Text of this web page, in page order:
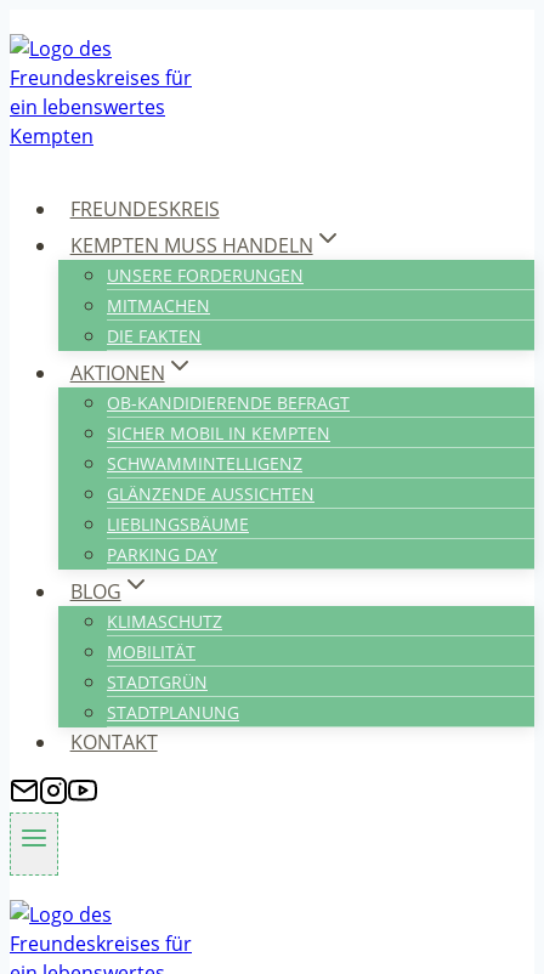
Inhalt
springen
FREUNDESKREIS
KEMPTEN MUSS HANDELN
UNSERE FORDERUNGEN
MITMACHEN
DIE FAKTEN
AKTIONEN
OB-KANDIDIERENDE BEFRAGT
SICHER MOBIL IN KEMPTEN
SCHWAMMINTELLIGENZ
GLÄNZENDE AUSSICHTEN
LIEBLINGSBÄUME
PARKING DAY
BLOG
KLIMASCHUTZ
MOBILITÄT
STADTGRÜN
STADTPLANUNG
KONTAKT